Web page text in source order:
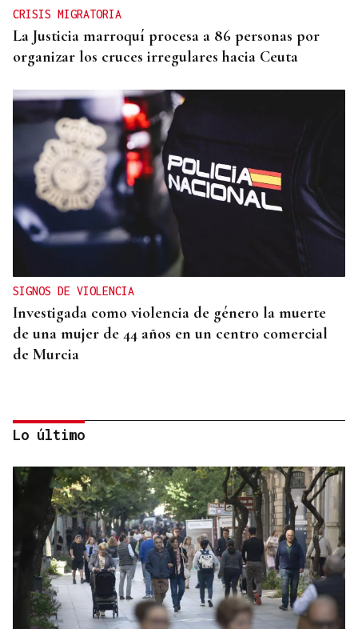
CRISIS MIGRATORIA
La Justicia marroquí procesa a 86 personas por
organizar los cruces irregulares hacia Ceuta
SIGNOS DE VIOLENCIA
Investigada como violencia de género la muerte
de una mujer de 44 años en un centro comercial
de Murcia
"CAPACIDAD CRÍTICA"
El reparto de menores de Ceuta abre una crisis
Lo último